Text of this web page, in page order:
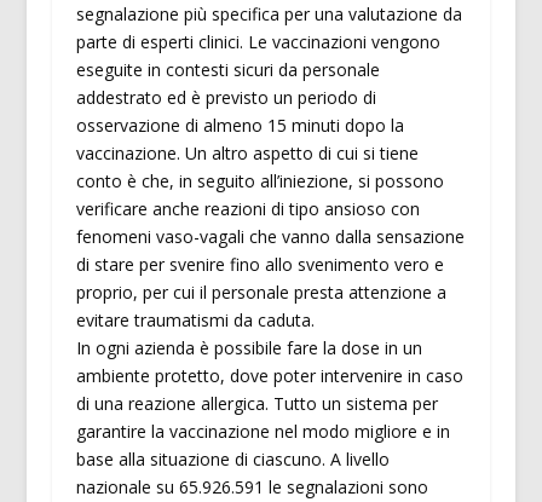
segnalazione più specifica per una valutazione da
parte di esperti clinici. Le vaccinazioni vengono
eseguite in contesti sicuri da personale
addestrato ed è previsto un periodo di
osservazione di almeno 15 minuti dopo la
vaccinazione. Un altro aspetto di cui si tiene
conto è che, in seguito all’iniezione, si possono
verificare anche reazioni di tipo ansioso con
fenomeni vaso-vagali che vanno dalla sensazione
di stare per svenire fino allo svenimento vero e
proprio, per cui il personale presta attenzione a
evitare traumatismi da caduta.
In ogni azienda è possibile fare la dose in un
ambiente protetto, dove poter intervenire in caso
di una reazione allergica. Tutto un sistema per
garantire la vaccinazione nel modo migliore e in
base alla situazione di ciascuno. A livello
nazionale su 65.926.591 le segnalazioni sono